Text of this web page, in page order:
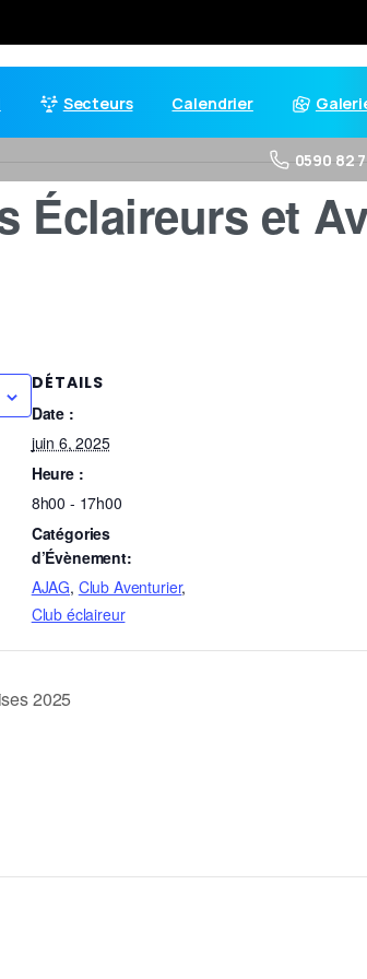
Secteurs Calendrier
0590 82
Éclaireurs et
DÉTAILS
Date :
juin 6, 2025
Heure :
8h00 - 17h00
Catégories
d’Évènement:
AJAG, Club Aventurier,
Club éclaireur
2025